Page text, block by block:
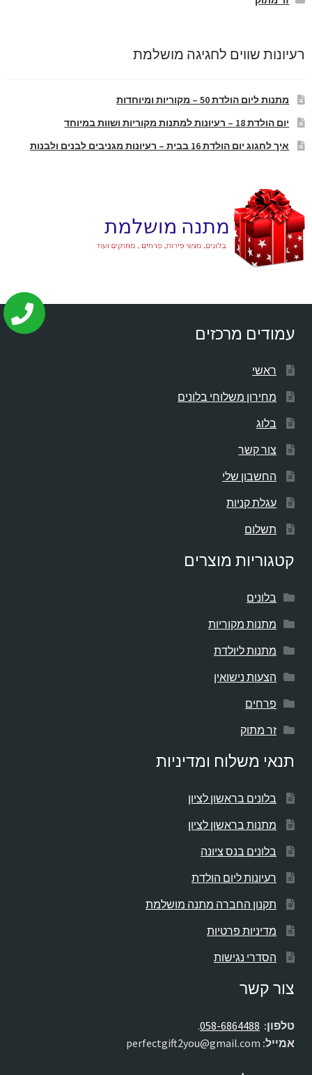
רעיונות שווים לחגיגה מושלמת
מתנות ליום הולדת 50 – מקוריות ומיוחדות
יום הולדת 18 – רעיונות למתנות מקוריות ושוות במיוחד
איך לחגוג יום הולדת 16 בבית – רעיונות מגניבים לבנים ולבנות
עמודים מרכזים
ראשי
מחירון משלוחי בלונים
בלוג
צור קשר
החשבון שלי
עגלת קניות
תשלום
קטגוריות מוצרים
בלונים
מתנות מקוריות
מתנות ליולדת
הצעות נישואין
פרחים
זר מתוק
תנאי משלוח ומדיניות
בלונים בראשון לציון
מתנות בראשון לציון
בלונים בנס ציונה
רעיונות ליום הולדת
תקנון החברה מתנה מושלמת
מדיניות פרטיות
הסדרי נגישות
צור קשר
טלפון: 058-6864488
.
אמייל: